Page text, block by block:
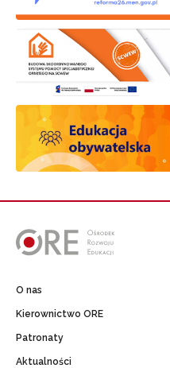
O nas
Kierownictwo ORE
Patronaty
Aktualności